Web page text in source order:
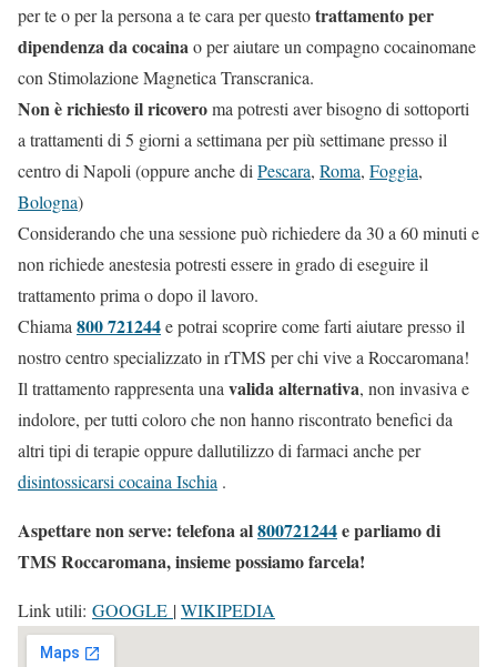
per te o per la persona a te cara per questotrattamento per
dipendenza da cocainao per aiutare un compagno cocainomane
con Stimolazione Magnetica Transcranica.
Non è richiesto il ricoveroma potresti aver bisogno di sottoporti
a trattamenti di 5 giorni a settimana per più settimane presso il
centro di Napoli (oppure anche di Pescara, Roma, Foggia,
Bologna)
Considerando che una sessione può richiedere da 30 a 60 minuti e
non richiede anestesia potresti essere in grado di eseguire il
trattamento prima o dopo il lavoro.
Chiama 800 721244e potrai scoprire come farti aiutare presso il
nostro centro specializzato in rTMS per chi vive a Roccaromana!
Il trattamento rappresenta una valida alternativa, non invasiva e
indolore, per tutti coloro che non hanno riscontrato benefici da
altri tipi di terapie oppure dallutilizzo di farmaci anche per
disintossicarsi cocaina Ischia .
Aspettare non serve: telefona al800721244e parliamo di
TMS Roccaromana, insieme possiamo farcela!
Link utili: GOOGLE |WIKIPEDIA